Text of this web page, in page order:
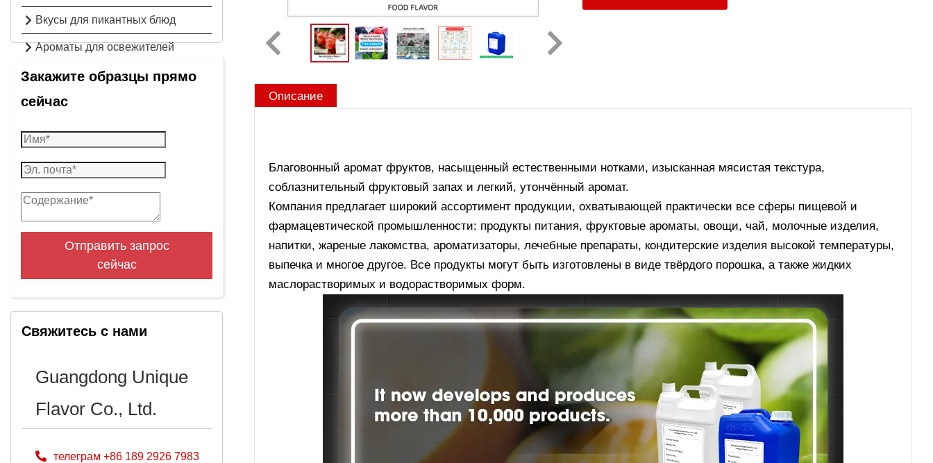
Вкусы для пикантных блюд
Ароматы для освежителей
воздуха
Закажите образцы прямо
сейчас
Отправить запрос
сейчас
Свяжитесь с нами
Guangdong Unique
Flavor Co., Ltd.
телеграм +86 189 2926 7983
Описание
Благовонный аромат фруктов, насыщенный естественными нотками, изысканная мясистая текстура,
соблазнительный фруктовый запах и легкий, утончённый аромат.
Компания предлагает широкий ассортимент продукции, охватывающей практически все сферы пищевой и
фармацевтической промышленности: продукты питания, фруктовые ароматы, овощи, чай, молочные изделия,
напитки, жареные лакомства, ароматизаторы, лечебные препараты, кондитерские изделия высокой температуры,
выпечка и многое другое. Все продукты могут быть изготовлены в виде твёрдого порошка, а также жидких